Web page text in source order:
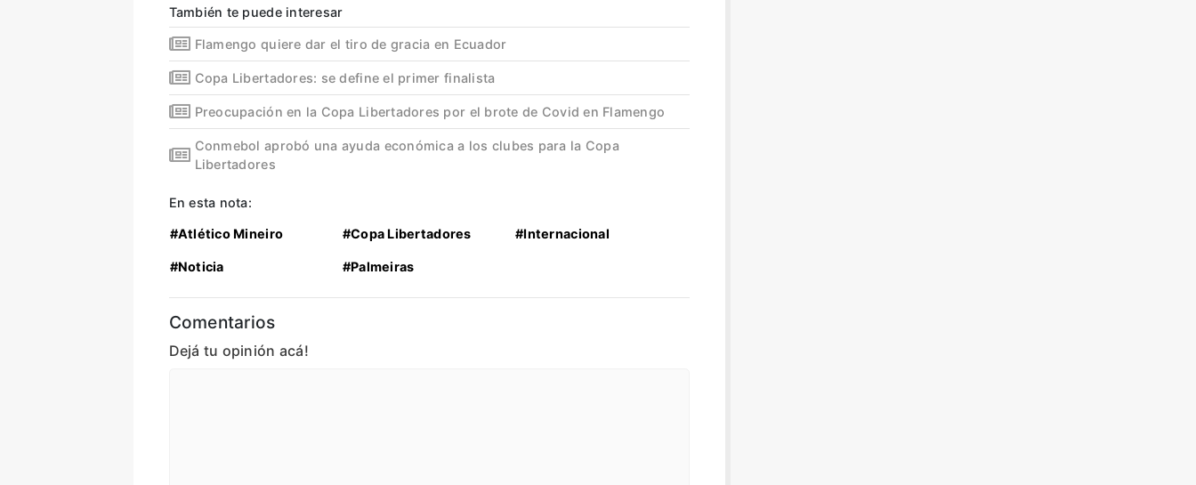
También te puede interesar
Flamengo quiere dar el tiro de gracia en Ecuador
Copa Libertadores: se define el primer finalista
Preocupación en la Copa Libertadores por el brote de Covid en Flamengo
Conmebol aprobó una ayuda económica a los clubes para la Copa
Libertadores
En esta nota:
#Atlético Mineiro #Copa Libertadores #Internacional
#Noticia #Palmeiras
Comentarios
Dejá tu opinión acá!